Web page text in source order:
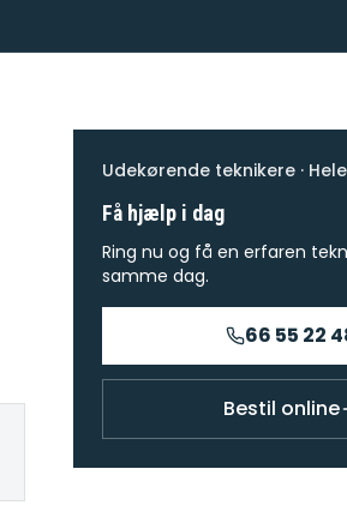
Udekørende teknikere ·
Få hjælp i dag
Ring nu og få en erfaren
samme dag.
66 55 22
Bestil online